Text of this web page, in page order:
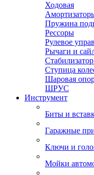
Ходовая
Пружина
Рессоры
Рулевое
Рычаги и
Ступица
Шаровая
ШРУС
Инструмент
Биты и
Гаражные
Ключи и
Мойки